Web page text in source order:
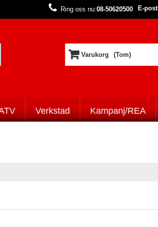
E-post
Ring oss nu:08-50620500
Varukorg (Tom)
Verkstad Kampanj/REA